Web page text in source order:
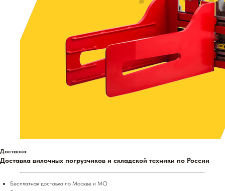
Доставка
Доставка вилочных погрузчиков и складской техники по России
Бесплатная доставка по Москве и МО